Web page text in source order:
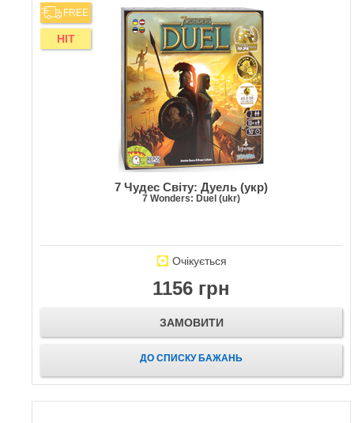
FREE
HIT
7 Чудес Світу: Дуель (укр)
7 Wonders: Duel (ukr)
Очікується
1156 грн
ЗАМОВИТИ
ДО СПИСКУ БАЖАНЬ